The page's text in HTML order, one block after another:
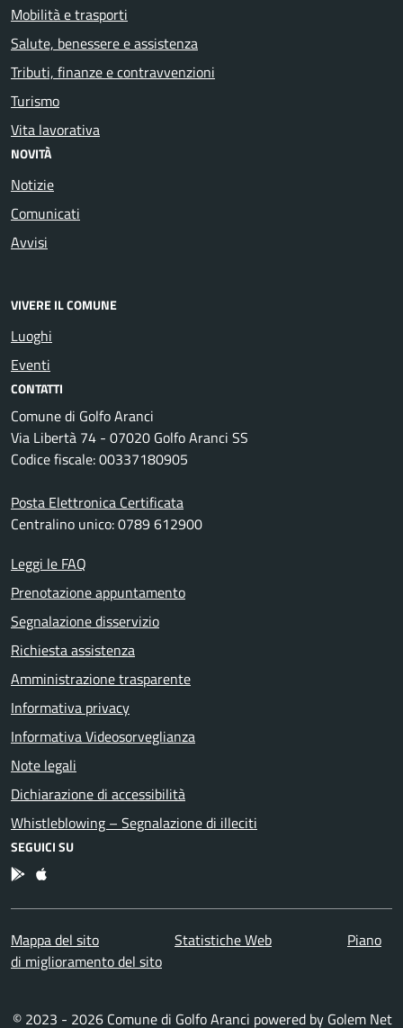
Mobilità e trasporti
Salute, benessere e assistenza
Tributi, finanze e contravvenzioni
Turismo
Vita lavorativa
NOVITÀ
Notizie
Comunicati
Avvisi
VIVERE IL COMUNE
Luoghi
Eventi
CONTATTI
Comune di Golfo Aranci
Via Libertà 74 - 07020 Golfo Aranci SS
Codice fiscale: 00337180905
Posta Elettronica Certificata
Centralino unico: 0789 612900
Leggi le FAQ
Prenotazione appuntamento
Segnalazione disservizio
Richiesta assistenza
Amministrazione trasparente
Informativa privacy
Informativa Videosorveglianza
Note legali
Dichiarazione di accessibilità
Whistleblowing – Segnalazione di illeciti
SEGUICI SU
App Android
App IOS
Mappa del sito Statistiche Web
Piano
di miglioramento del sito
© 2023 - 2026 Comune di Golfo Aranci powered by Golem Net